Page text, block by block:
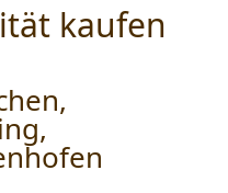
kaufen